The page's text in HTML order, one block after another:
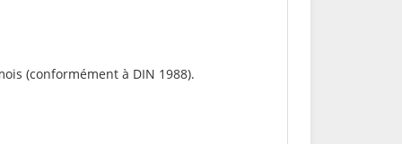
(conformément à DIN 1988).